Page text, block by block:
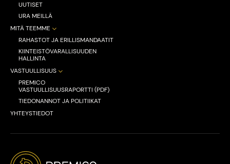
UUTISET
URA MEILLÄ
MITÄ TEEMME
RAHASTOT JA ERILLISMANDAATIT
KIINTEISTÖVARALLISUUDEN
HALLINTA
VASTUULLISUUS
PREMICO
VASTUULLISUUSRAPORTTI (PDF)
TIEDONANNOT JA POLITIIKAT
YHTEYSTIEDOT